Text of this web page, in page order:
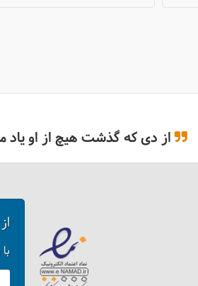
از دی که گذشت هیچ از او یاد